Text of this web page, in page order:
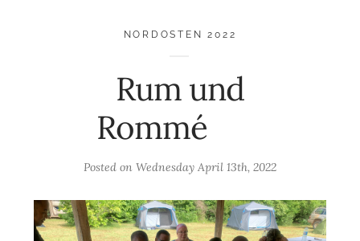
NORDOSTEN 2022
Rum und
Rommé
Posted on Wednesday April 13th, 2022